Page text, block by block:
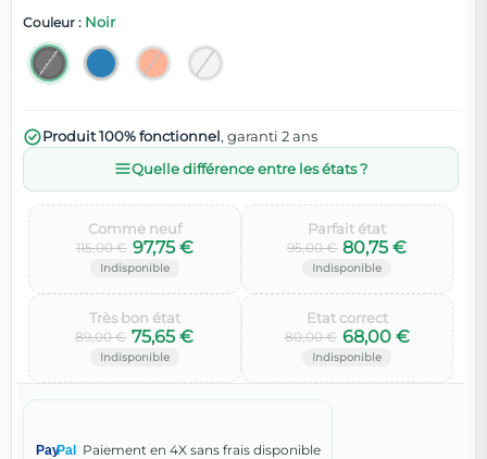
Couleur : Noir
Produit 100% fonctionnel, garanti 2 ans
Quelle différence entre les états ?
115,00 € 97,75 €
Comme neuf‌
95,00 € 80,75 €
Parfait état‌
89,00 € 75,65 €
Très bon état‌
80,00 € 68,00 €
Etat correct‌
PayPal Paiement en 4X sans frais disponible